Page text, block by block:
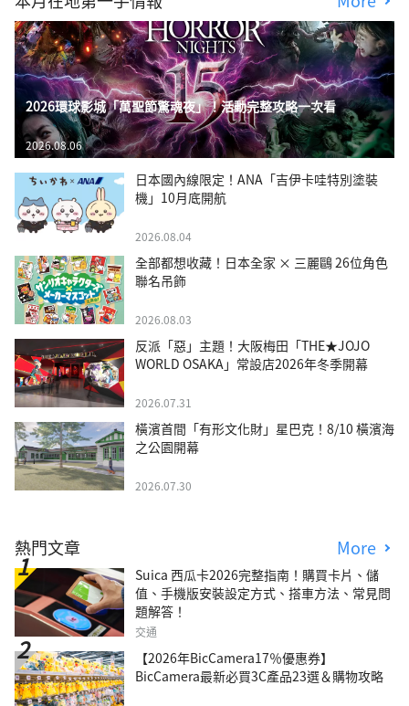
2026環球影城「萬聖節驚魂夜」！活動完整攻略一次看
2026.08.06
日本國內線限定！ANA「吉伊卡哇特別塗裝
機」10月底開航
2026.08.04
全部都想收藏！日本全家 × 三麗鷗 26位角色
聯名吊飾
2026.08.03
反派「惡」主題！大阪梅田「THE★JOJO
WORLD OSAKA」常設店2026年冬季開幕
2026.07.31
橫濱首間「有形文化財」星巴克！8/10 橫濱海
之公園開幕
2026.07.30
熱門文章 More
Suica 西瓜卡2026完整指南！購買卡片、儲
值、手機版安裝設定方式、搭車方法、常見問
題解答！
交通
【2026年BicCamera17％優惠券】
BicCamera最新必買3C產品23選＆購物攻略